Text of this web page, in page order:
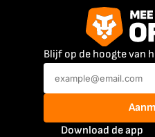
Blijf op de hoogte van
Download de app